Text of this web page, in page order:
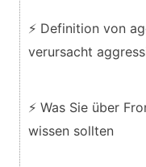
⚡ Definition von
verursacht
⚡ Was Sie über
wissen sollten